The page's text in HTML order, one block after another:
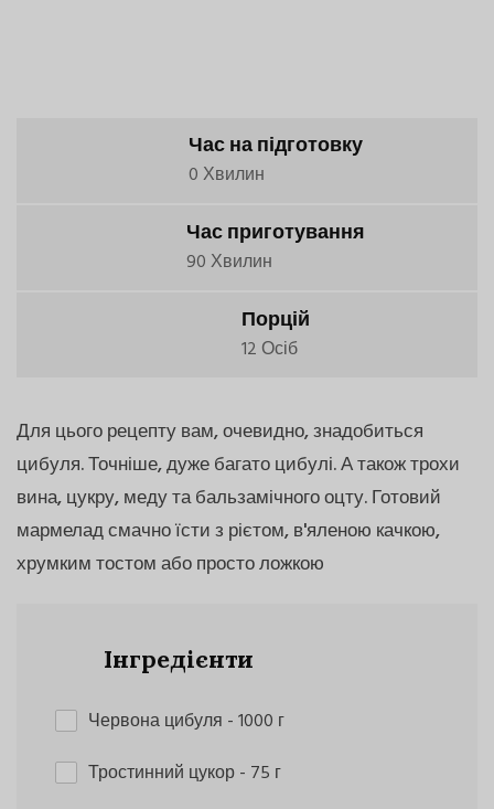
Час на підготовку
0 Хвилин
Час приготування
90 Хвилин
Порцій
12 Осіб
Для цього рецепту вам, очевидно, знадобиться
цибуля. Точніше, дуже багато цибулі. А також трохи
вина, цукру, меду та бальзамічного оцту. Готовий
мармелад смачно їсти з рієтом, в'яленою качкою,
хрумким тостом або просто ложкою
Інгредієнти
Червона цибуля - 1000 г
Тростинний цукор- 75 г